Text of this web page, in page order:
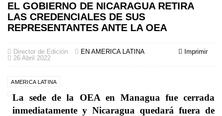
EL GOBIERNO DE NICARAGUA RETIRA
LAS CREDENCIALES DE SUS
REPRESENTANTES ANTE LA OEA
Imprimir
Director de Edición
EN AMERICA LATINA
26 Abril 2022
AMERICA LATINA
La sede de la OEA en Managua fue cerrada
inmediatamente y Nicaragua quedará fuera de